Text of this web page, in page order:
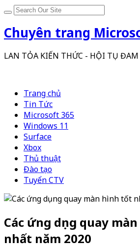
Chuyên trang
LAN TỎA KIẾN THỨC - HỘI TỤ ĐAM
Trang chủ
Tin Tức
Microsoft 365
Windows 11
Surface
Xbox
Thủ thuật
Đào tạo
Tuyển CTV
Các ứng dụng quay
nhất năm 2020